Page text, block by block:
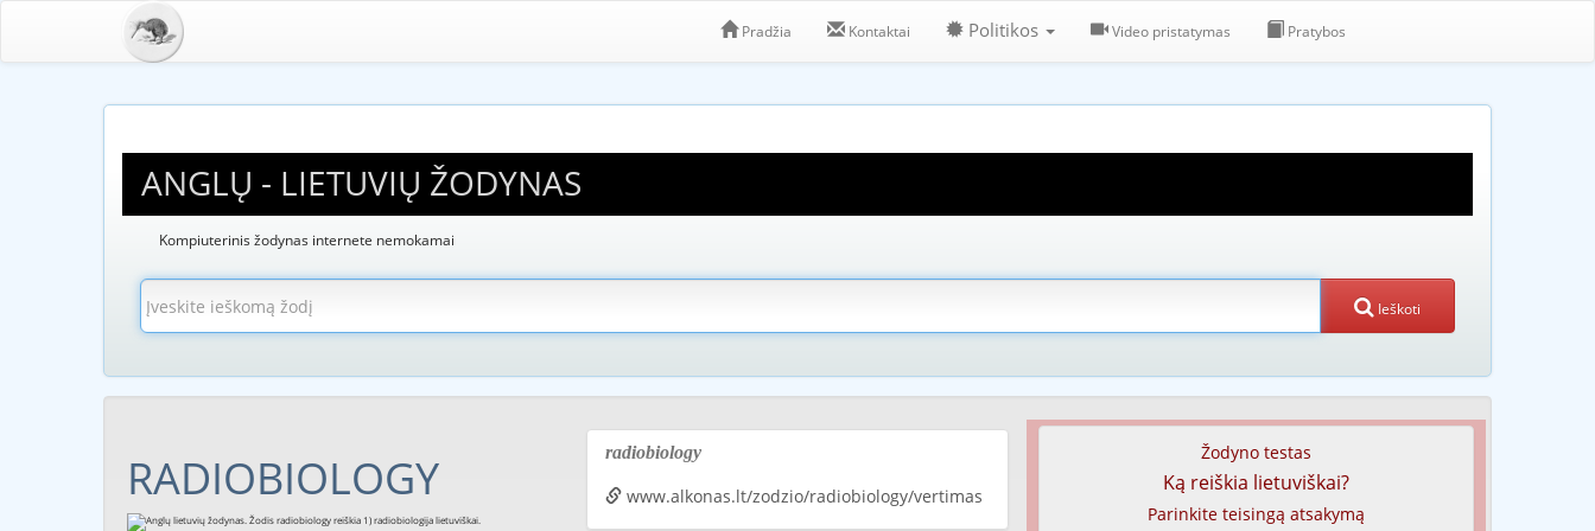
Pradžia Kontaktai Politikos Video pristatymas Pratybos
ANGLŲ - LIETUVIŲ ŽODYNAS
Kompiuterinis žodynas internete nemokamai
Ieškoti
RADIOBIOLOGY radiobiology
www.alkonas.lt/zodzio/radiobiology/vertimas
Žodyno testas
Ką reiškia lietuviškai?
Parinkite teisingą atsakymą